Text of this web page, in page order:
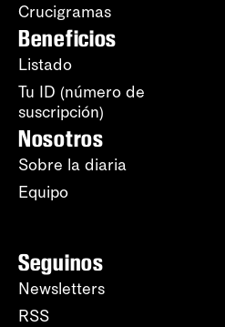
Crucigramas
Beneficios
Listado
Tu ID (número de
suscripción)
Nosotros
Sobre la diaria
Equipo
Seguinos
Newsletters
RSS